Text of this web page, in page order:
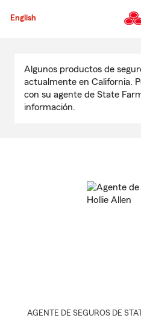
al
English
contenido
principal
Algunos productos de
actualmente en California.
con su agente de State
información.
AGENTE DE SEGUROS DE